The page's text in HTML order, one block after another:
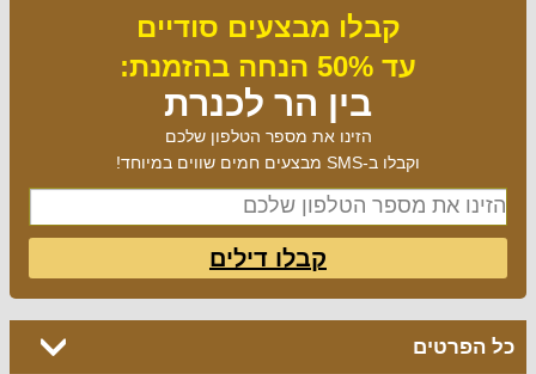
קבלו מבצעים סודיים
עד 50% הנחה בהזמנת:
בין הר לכנרת
הזינו את מספר הטלפון שלכם
וקבלו ב-SMS מבצעים חמים שווים במיוחד!
קבלו דילים
כל הפרטים